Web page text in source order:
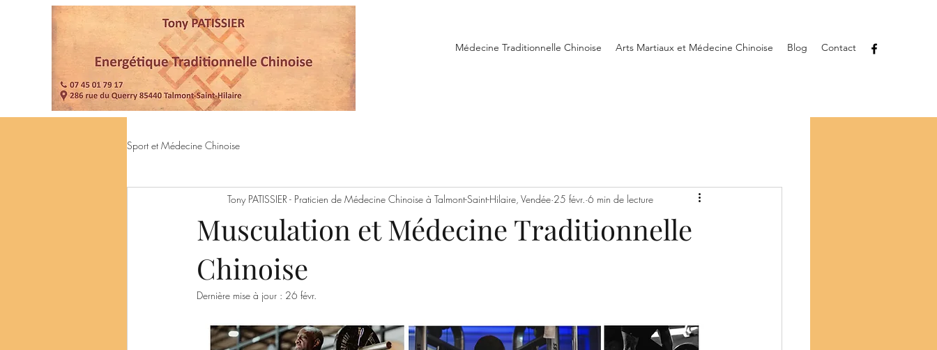
Médecine Traditionnelle Chinoise Arts Martiaux et Médecine Chinoise Blog Contact
Sport et Médecine Chinoise
Musculation et Médecine Traditionnelle
Chinoise
Tony PATISSIER - Praticien de Médecine Chinoise à Talmont-Saint-Hilaire, Vendée 25 févr. 6 min de lecture
Dernière mise à jour : 26 févr.